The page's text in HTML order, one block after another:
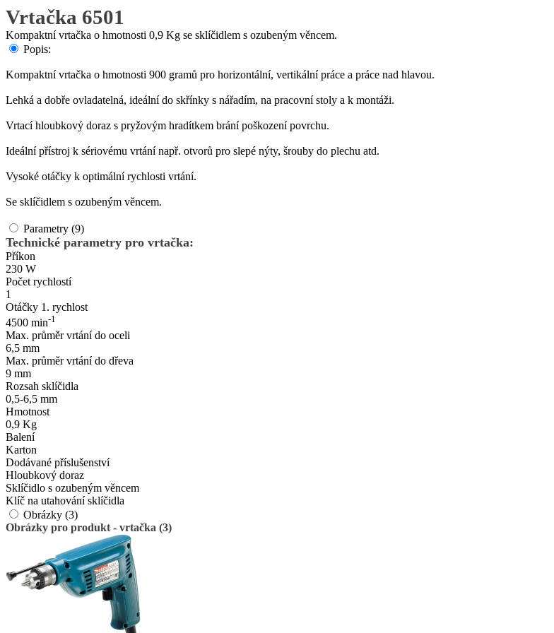
Vrtačka 6501
Kompaktní vrtačka o hmotnosti 0,9 Kg se sklíčidlem s ozubeným věncem.
Popis:
Kompaktní vrtačka o hmotnosti 900 gramů pro horizontální, vertikální práce a práce nad hlavou.
Lehká a dobře ovladatelná, ideální do skřínky s nářadím, na pracovní stoly a k montáži.
Vrtací hloubkový doraz s pryžovým hradítkem brání poškození povrchu.
Ideální přístroj k sériovému vrtání např. otvorů pro slepé nýty, šrouby do plechu atd.
Vysoké otáčky k optimální rychlosti vrtání.
Se sklíčidlem s ozubeným věncem.
Parametry (9)
Technické parametry pro vrtačka:
Příkon
230 W
Počet rychlostí
1
Otáčky 1. rychlost
4500 min-1
Max. průměr vrtání do oceli
6,5 mm
Max. průměr vrtání do dřeva
9 mm
Rozsah sklíčidla
0,5-6,5 mm
Hmotnost
0,9 Kg
Balení
Karton
Dodávané příslušenství
Hloubkový doraz
Sklíčidlo s ozubeným věncem
Klíč na utahování sklíčidla
Obrázky (3)
Obrázky pro produkt - vrtačka (3)